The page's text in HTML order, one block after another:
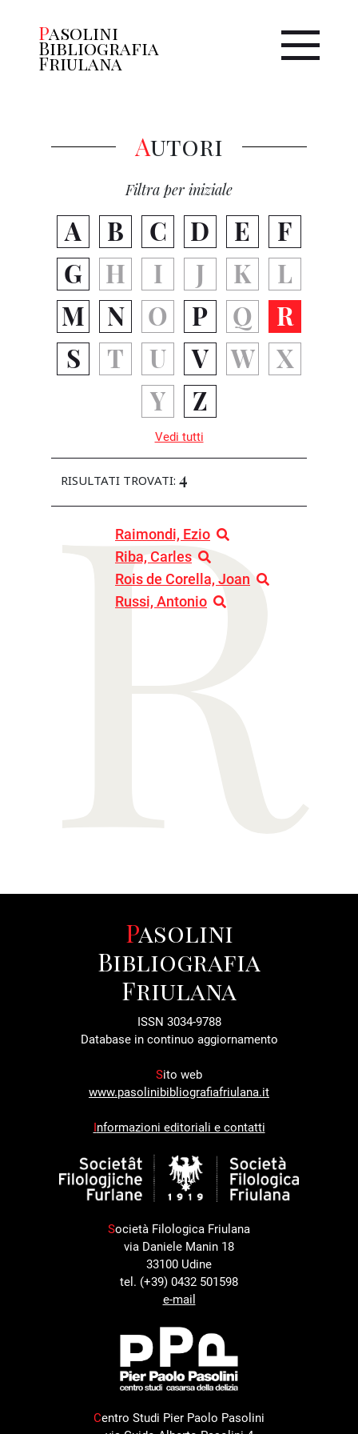
Pasolini
Bibliografia
Friulana
Autori
Filtra per iniziale
A B C D E
F
G
H I J K
L
M
N O P Q
R
S
T U V W
X
Y
Z
Vedi tutti
RISULTATI TROVATI: 4
Raimondi, Ezio
Riba, Carles
Rois de Corella, Joan
Russi, Antonio
R
Pasolini
Bibliografia
Friulana
ISSN 3034-9788
Database in continuo aggiornamento
Sito web
www.pasolinibibliografiafriulana.it
Informazioni editoriali e contatti
Società Filologica Friulana
via Daniele Manin 18
33100 Udine
tel. (+39) 0432 501598
e-mail
Centro Studi Pier Paolo Pasolini